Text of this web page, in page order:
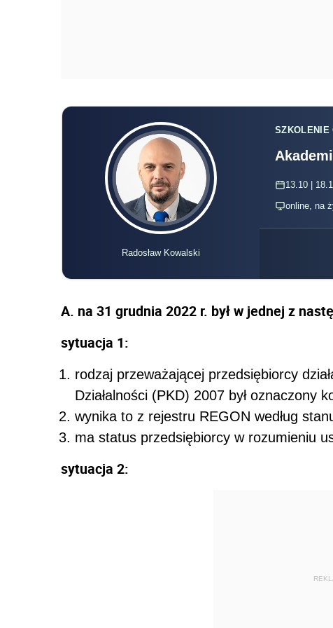
Radosław Kowalski
SZKOLENIE
13.10 |
online, na
A. na 31 grudnia 2022 r. był w jednej z
sytuacja 1:
rodzaj przeważającej przedsiębiorcy
Działalności (PKD) 2007 był oznaczony
wynika to z rejestru REGON według
ma status przedsiębiorcy w rozumieniu
sytuacja 2: